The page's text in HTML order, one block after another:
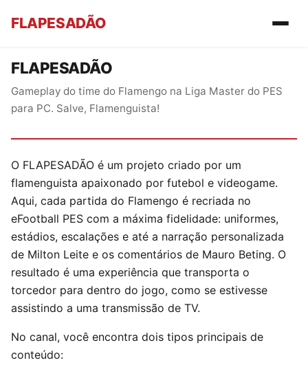
FLAPESADÃO
FLAPESADÃO
Gameplay do time do Flamengo na Liga Master do PES
para PC. Salve, Flamenguista!
O FLAPESADÃO é um projeto criado por um
flamenguista apaixonado por futebol e videogame.
Aqui, cada partida do Flamengo é recriada no
eFootball PES com a máxima fidelidade: uniformes,
estádios, escalações e até a narração personalizada
de Milton Leite e os comentários de Mauro Beting. O
resultado é uma experiência que transporta o
torcedor para dentro do jogo, como se estivesse
assistindo a uma transmissão de TV.
No canal, você encontra dois tipos principais de
conteúdo: